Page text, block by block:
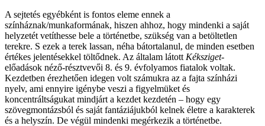
A sejtetés egyébként is fontos eleme ennek a
színháznak/munkaformának, hiszen ahhoz, hogy mindenki a saját
helyzetét vetíthesse bele a történetbe, szükség van a betöltetlen
terekre. S ezek a terek lassan, néha bátortalanul, de minden esetben
értékes jelentésekkel töltődnek. Az általam látott Kéksziget-
előadások néző-résztvevői 8. és 9. évfolyamos fiatalok voltak.
Kezdetben érezhetően idegen volt számukra az a fajta színházi
nyelv, ami ennyire igénybe veszi a figyelmüket és
koncentráltságukat mindjárt a kezdet kezdetén – hogy egy
szövegmontázsból és saját fantáziájukból kelnek életre a karakterek
és a helyszín. De végül mindenki megérkezik a történetbe.